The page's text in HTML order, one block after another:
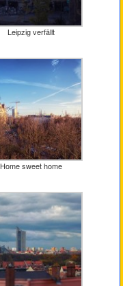
Leipzig verfällt
Home sweet home